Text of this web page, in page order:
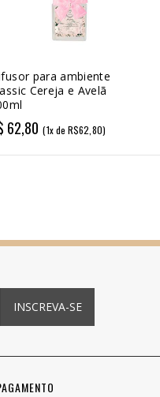
para ambiente
Cereja e Avelã
62,80 (1x de R$62,80)
INSCREVA-SE